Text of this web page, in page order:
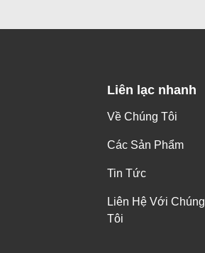
Liên lạc nhanh
Về Chúng Tôi
Các Sản Phẩm
Tin Tức
Liên Hệ Với Chúng
Tôi